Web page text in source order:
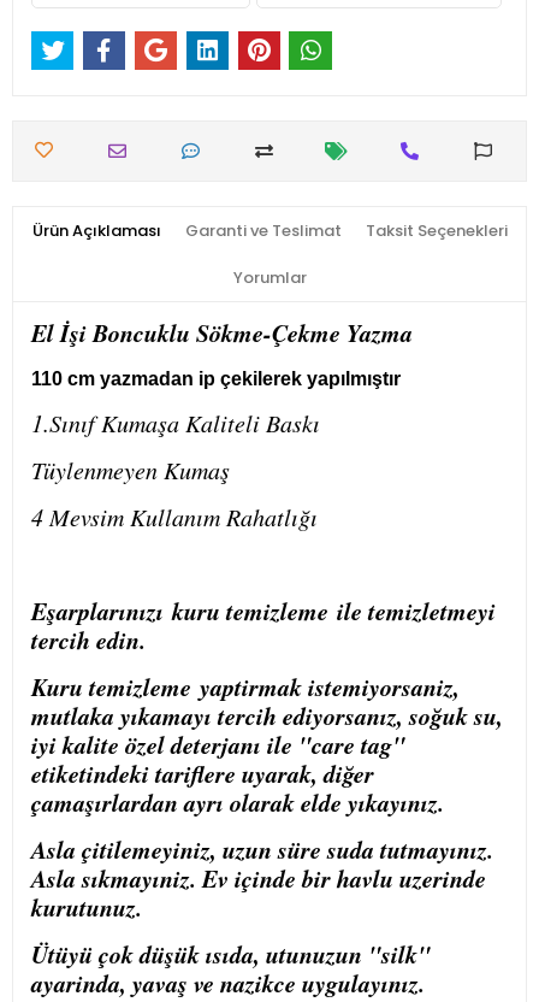
Ürün Açıklaması Garanti ve Teslimat Taksit Seçenekleri
Yorumlar
El İşi Boncuklu Sökme-Çekme Yazma
110 cm yazmadan ip çekilerek yapılmıştır
1.Sınıf Kumaşa Kaliteli Baskı
Tüylenmeyen Kumaş
4 Mevsim Kullanım Rahatlığı
Eşarplarınızıkuru temizleme ile temizletmeyi
tercih edin.
Kuru temizleme yaptirmak istemiyorsaniz,
mutlaka yıkamayı tercih ediyorsanız, soğuk su,
iyi kalite özel deterjanı ile "care tag"
etiketindeki tariflere uyarak, diğer
çamaşırlardan ayrı olarak elde yıkayınız.
Asla çitilemeyiniz, uzun süre suda tutmayınız.
Asla sıkmayıniz. Ev içinde bir havlu uzerinde
kurutunuz.
Ütüyü çok düşük ısıda, utunuzun "silk"
ayarinda, yavaş ve nazikce uygulayınız.